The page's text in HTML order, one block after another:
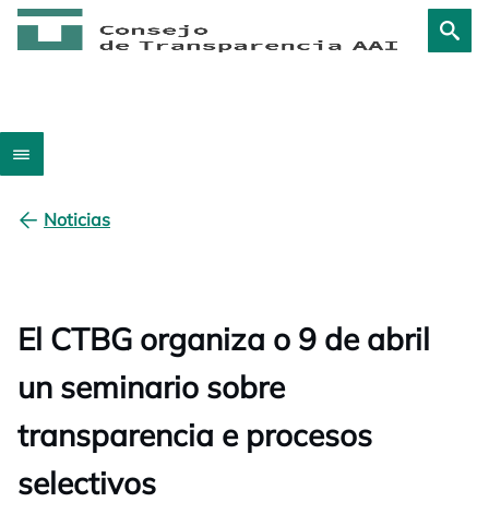
Noticias
El CTBG organiza o 9 de abril
un seminario sobre
transparencia e procesos
selectivos